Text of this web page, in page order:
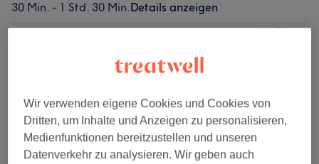
30 Min. - 1 Std. 30 Min.Details anzeigen
Chinesische Akupressur Massage
ab 35 €
Alle Services
Massagen (5) ab 35 €
Wir verwenden eigene Cookies und Cookies von
Dritten, um Inhalte und Anzeigen zu personalisieren,
Medienfunktionen bereitzustellen und unseren
Datenverkehr zu analysieren. Wir geben auch